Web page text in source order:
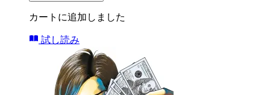
カートに追加しました
試し読み